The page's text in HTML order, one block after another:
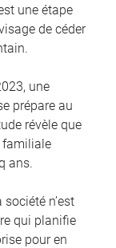
une étape
de céder
une
prépare au
révèle que
familiale
ans.
n’est
qui planifie
pour en